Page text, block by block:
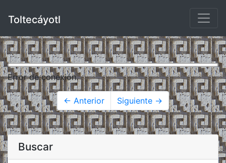
Toltecáyotl
Error de conexión.
← Anterior Siguiente →
Buscar